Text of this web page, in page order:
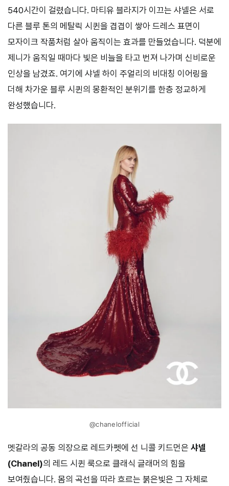
540시간이 걸렸습니다. 마티유 블라지가 이끄는 샤넬은 서로
다른 블루 톤의 메탈릭 시퀸을 겹겹이 쌓아 드레스 표면이
모자이크 작품처럼 살아 움직이는 효과를 만들었습니다. 덕분에
제니가 움직일 때마다 빛은 비늘을 타고 번져 나가며 신비로운
인상을 남겼죠. 여기에 샤넬 하이 주얼리의 비대칭 이어링을
더해 차가운 블루 시퀸의 몽환적인 분위기를 한층 정교하게
완성했습니다.
@chanelofficial
멧갈라의 공동 의장으로 레드카펫에 선 니콜 키드먼은 샤넬
(Chanel)의 레드 시퀸 룩으로 클래식 글래머의 힘을
보여줬습니다. 몸의 곡선을 따라 흐르는 붉은빛은 그 자체로